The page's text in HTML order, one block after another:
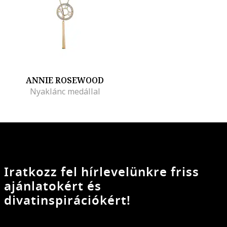
ANNIE ROSEWOOD
Nyaklánc medállal
Iratkozz fel hírlevelünkre friss
ajánlatokért és
divatinspirációkért!